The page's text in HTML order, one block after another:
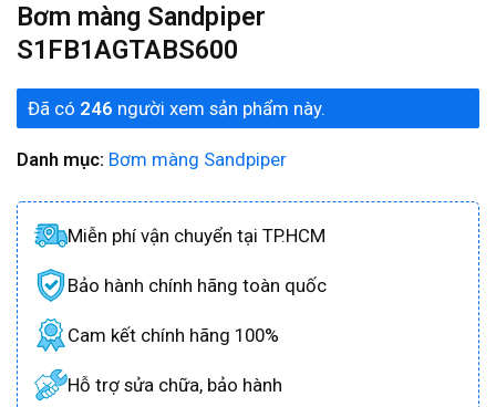
Bơm màng Sandpiper
S1FB1AGTABS600
Đã có 246 người xem sản phẩm này.
Danh mục: Bơm màng Sandpiper
Miễn phí vận chuyển tại TP.HCM
Bảo hành chính hãng toàn quốc
Cam kết chính hãng 100%
Hỗ trợ sửa chữa, bảo hành